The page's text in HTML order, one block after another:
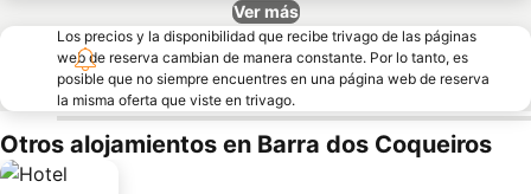
Ver más
Los precios y la disponibilidad que recibe trivago de las páginas
web de reserva cambian de manera constante. Por lo tanto, es
posible que no siempre encuentres en una página web de reserva
la misma oferta que viste en trivago.
Otros alojamientos en Barra dos Coqueiros